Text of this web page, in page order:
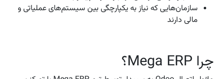
سازمان‌هایی که نیاز به یکپارچگی بین سیستم‌های عملیاتی و
مالی دارند
چرا Mega ERP؟